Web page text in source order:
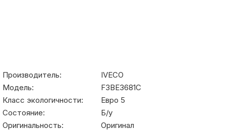
Производитель:
IVECO
Модель:
F3BE3681C
Класс экологичности:
Евро 5
Состояние:
Б/у
Оригинальность:
Оригинал